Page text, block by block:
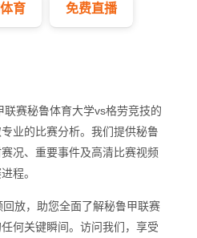
育 免费直播
赛秘鲁体育大学vs格劳竞技的
业的比赛分析。我们提供秘鲁
况、重要事件及高清比赛视频
程。
放，助您全面了解秘鲁甲联赛
何关键瞬间。访问我们，享受